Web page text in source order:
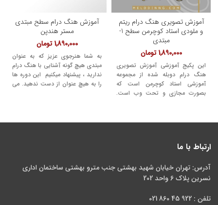
آموزش تصویری هنگ درام ریتم
و ملودی استاد کوچرمن سطح 1-
مبتدی
1,890,000 تومان
این پکیج آموزشی آموزش تصویری
هنگ درام دوبله شده از مجموعه
آموزشی استاد کوچرمن است که
بصورت مجازی و تحت وب است.
سطح 1 است.
آموزش هنگ درام سطح مبتدی
مستر هندپن
1,890,000 تومان
به شما هنرجوی عزیز که به عنوان
مبتدی هیچ گونه آشنایی با هنگ درام
ندارید ، پیشنهاد میکنیم این دوره ها
را به هیچ عنوان از دست ندهید. می
خوب تبدیل شوید. این پکیج آموزشی
پرفروش ترین آموزش آنلاین هنگ
ارتباط با ما
آدرس: تهران خیابان شهید بهشتی جنب مترو بهشتی ساختمان اداری
نسرین پلاک 6 واحد 202
تلفن : 922 45 860 021